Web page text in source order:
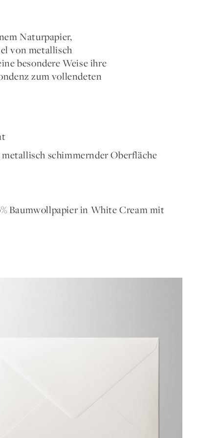
Naturpapier,
von metallisch
besondere Weise ihre
zum vollendeten
schimmernder Oberfläche
Baumwollpapier in White Cream mit